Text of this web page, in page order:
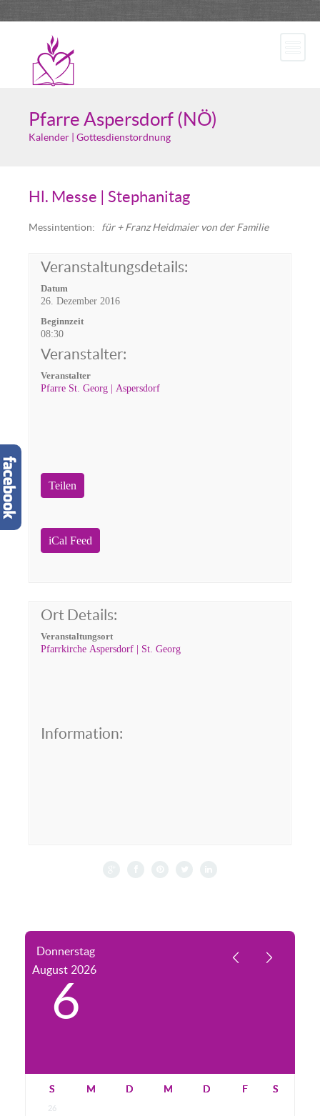
Pfarre Aspersdorf (NÖ)
Kalender | Gottesdienstordnung
Hl. Messe | Stephanitag
Messintention: für + Franz Heidmaier von der Familie
Veranstaltungsdetails:
Datum
26. Dezember 2016
Beginnzeit
08:30
Veranstalter:
Veranstalter
Pfarre St. Georg | Aspersdorf
Teilen
iCal Feed
Ort Details:
Veranstaltungsort
Pfarrkirche Aspersdorf | St. Georg
Information:
Donnerstag
August 2026
6
S M D M D F S
26